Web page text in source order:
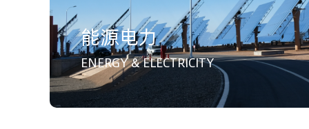
能源电力
ENERGY & ELECTRICITY